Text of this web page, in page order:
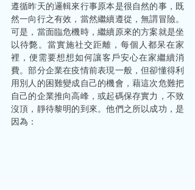
遵循昨天的邏輯來行事原本是很自然的事，既
然一向行之有效，當然繼續遵從，無謂冒險。
可是，當面臨危機時，繼續原來的方案就是坐
以待斃。當實施社交距離，每個人都呆在家
裡，便需要想想如何讓客戶安心在家繼續消
費。部分企業在疫情前表現一般，但卻懂得利
用別人的困難變成自己的機會，藉這次危難把
自己的企業推向高峰，或起碼保存實力，不致
沒頂，靜待黎明的到來。他們之所以成功，是
因為：